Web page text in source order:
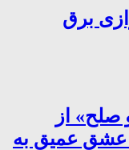
برق
از
عشق عمیق به